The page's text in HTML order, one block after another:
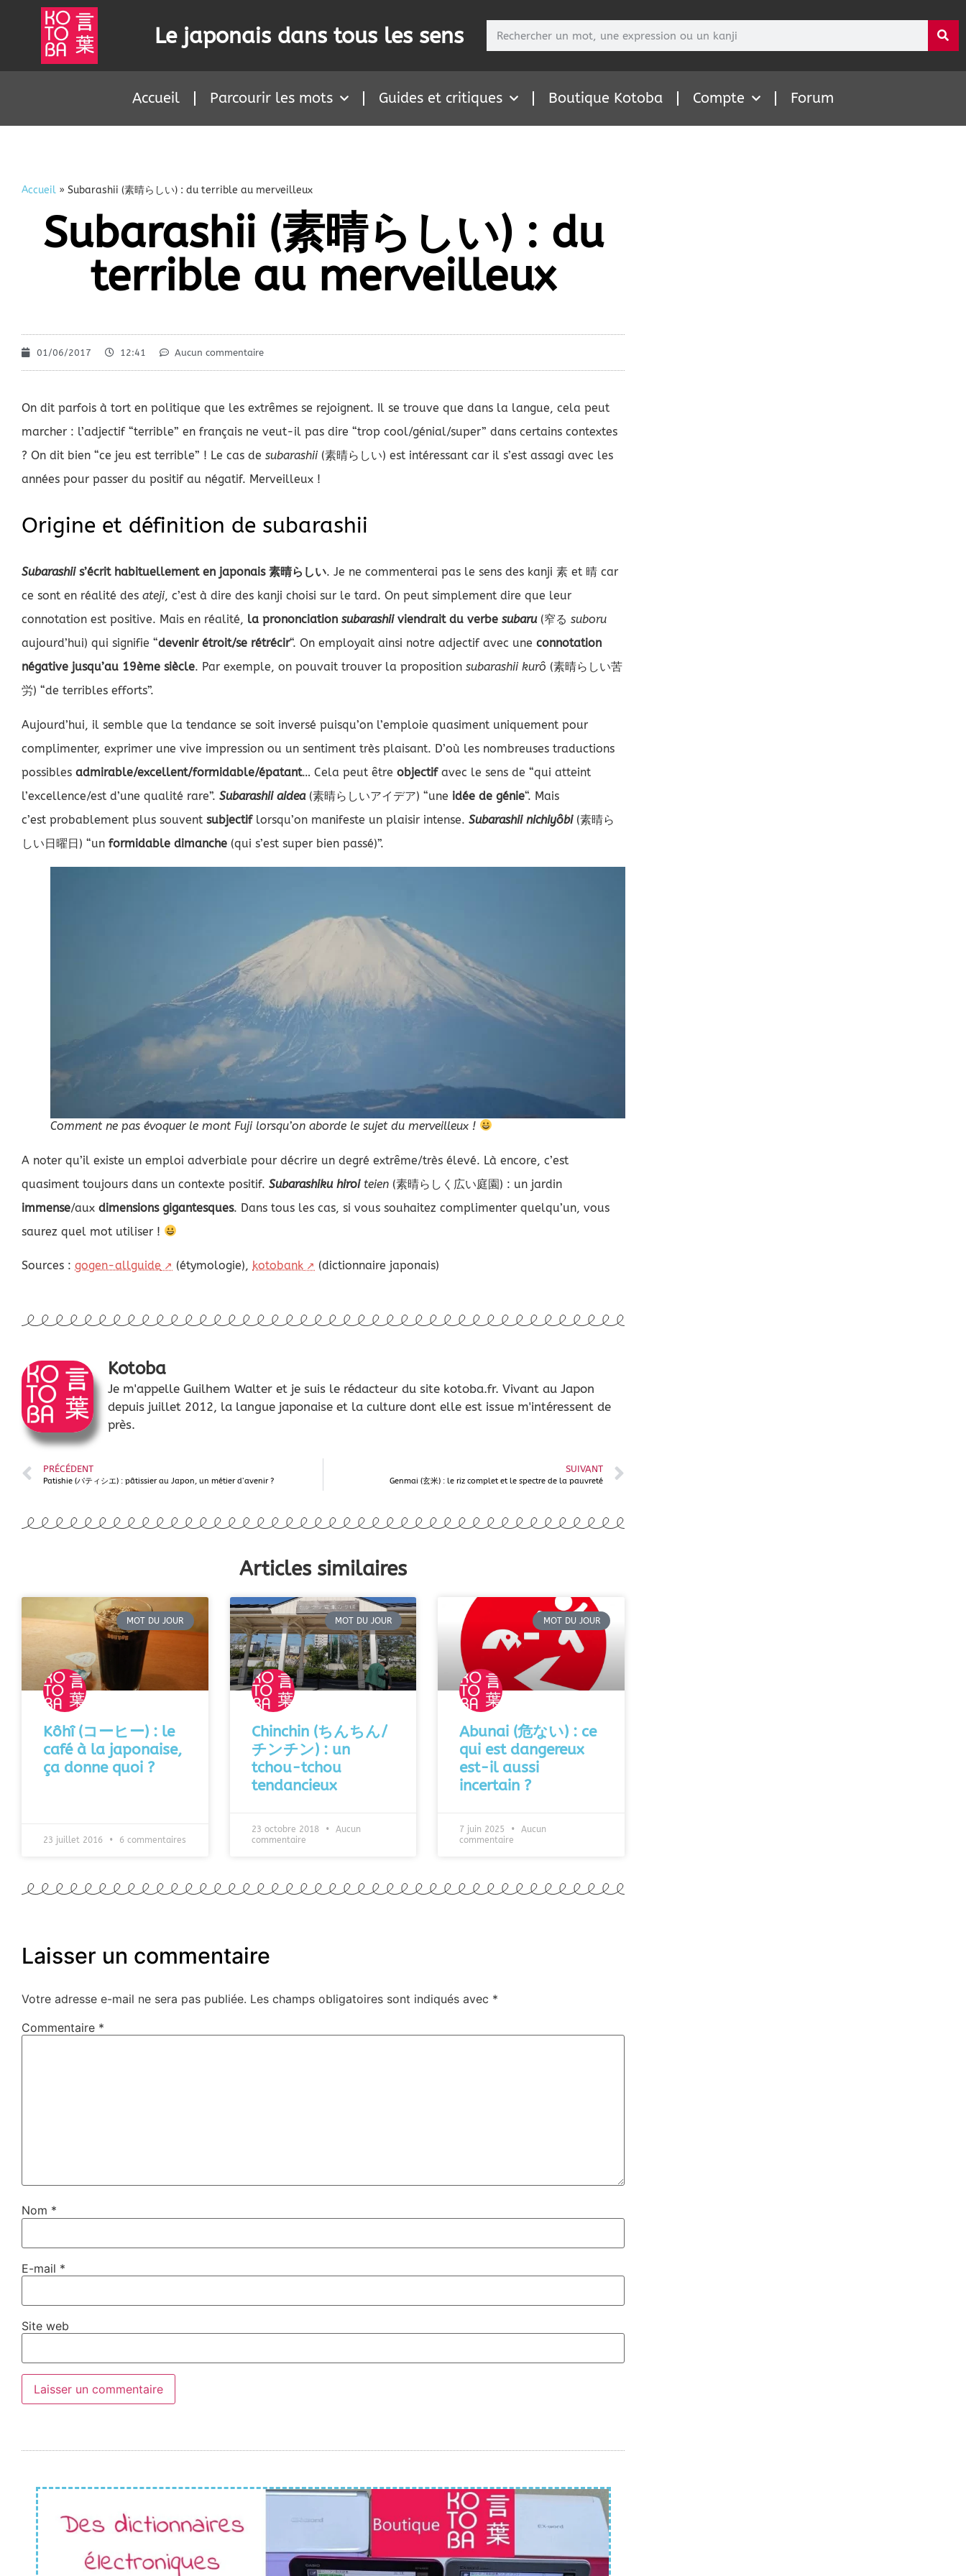
Le japonais dans tous les sens
Accueil Parcourir les mots Guides et critiques Boutique Kotoba Compte Forum
Accueil » Subarashii (素晴らしい) : du terrible au merveilleux
Subarashii (素晴らしい) : du
terrible au merveilleux
01/06/2017 12:41 Aucun commentaire
On dit parfois à tort en politique que les extrêmes se rejoignent. Il se trouve que dans la langue, cela peut
marcher : l’adjectif “terrible” en français ne veut-il pas dire “trop cool/génial/super” dans certains contextes
? On dit bien “ce jeu est terrible” ! Le cas de subarashii (素晴らしい) est intéressant car il s’est assagi avec les
années pour passer du positif au négatif. Merveilleux !
Origine et définition de subarashii
Subarashiis’écrit habituellement en japonais 素晴らしい. Je ne commenterai pas le sens des kanji 素 et 晴 car
ce sont en réalité des ateji, c’est à dire des kanji choisi sur le tard. On peut simplement dire que leur
connotation est positive. Mais en réalité, la prononciation subarashiiviendrait du verbe subaru(窄る suboru
aujourd’hui) qui signifie “devenir étroit/se rétrécir“. On employait ainsi notre adjectif avec une connotation
négative jusqu’au 19ème siècle. Par exemple, on pouvait trouver la proposition subarashii kurô (素晴らしい苦
労) “de terribles efforts”.
Aujourd’hui, il semble que la tendance se soit inversé puisqu’on l’emploie quasiment uniquement pour
complimenter, exprimer une vive impression ou un sentiment très plaisant. D’où les nombreuses traductions
possibles admirable/excellent/formidable/épatant… Cela peut être objectifavec le sens de “qui atteint
l’excellence/est d’une qualité rare”. Subarashii aidea(素晴らしいアイデア) “une idée de génie“. Mais
c’est probablement plus souvent subjectiflorsqu’on manifeste un plaisir intense. Subarashii nichiyôbi(素晴ら
しい日曜日) “un formidable dimanche (qui s’est super bien passé)”.
Comment ne pas évoquer le mont Fuji lorsqu’on aborde le sujet du merveilleux !
A noter qu’il existe un emploi adverbiale pour décrire un degré extrême/très élevé. Là encore, c’est
quasiment toujours dans un contexte positif. Subarashiku hiroiteien (素晴らしく広い庭園) : un jardin
immense/aux dimensions gigantesques. Dans tous les cas, si vous souhaitez complimenter quelqu’un, vous
saurez quel mot utiliser !
Sources : gogen-allguide (étymologie), kotobank (dictionnaire japonais)
Kotoba
Je m'appelle Guilhem Walter et je suis le rédacteur du site kotoba.fr. Vivant au Japon
depuis juillet 2012, la langue japonaise et la culture dont elle est issue m'intéressent de
près.
PRÉCÉDENT
Patishie (パティシエ) : pâtissier au Japon, un métier d’avenir ?
SUIVANT
Genmai (玄米) : le riz complet et le spectre de la pauvreté
Articles similaires
MOT DU JOUR
Kôhî (コーヒー) : le
café à la japonaise,
ça donne quoi ?
23 juillet 2016 6 commentaires
MOT DU JOUR
Chinchin (ちんちん/
チンチン) : un
tchou-tchou
tendancieux
23 octobre 2018
Aucun
commentaire
MOT DU JOUR
Abunai (危ない) : ce
qui est dangereux
est-il aussi
incertain ?
7 juin 2025
Aucun
commentaire
Laisser un commentaire
Votre adresse e-mail ne sera pas publiée. Les champs obligatoires sont indiqués avec *
Commentaire *
Nom *
E-mail *
Site web